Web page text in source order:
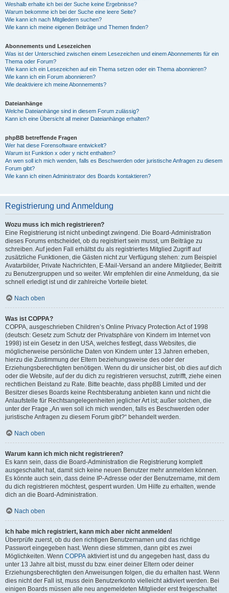
Weshalb erhalte ich bei der Suche keine Ergebnisse?
Warum bekomme ich bei der Suche eine leere Seite?
Wie kann ich nach Mitgliedern suchen?
Wie kann ich meine eigenen Beiträge und Themen finden?
Abonnements und Lesezeichen
Was ist der Unterschied zwischen einem Lesezeichen und einem Abonnements für ein
Thema oder Forum?
Wie kann ich ein Lesezeichen auf ein Thema setzen oder ein Thema abonnieren?
Wie kann ich ein Forum abonnieren?
Wie deaktiviere ich meine Abonnements?
Dateianhänge
Welche Dateianhänge sind in diesem Forum zulässig?
Kann ich eine Übersicht all meiner Dateianhänge erhalten?
phpBB betreffende Fragen
Wer hat diese Forensoftware entwickelt?
Warum ist Funktion x oder y nicht enthalten?
An wen soll ich mich wenden, falls es Beschwerden oder juristische Anfragen zu diesem
Forum gibt?
Wie kann ich einen Administrator des Boards kontaktieren?
Registrierung und Anmeldung
Wozu muss ich mich registrieren?
Eine Registrierung ist nicht unbedingt zwingend. Die Board-Administration
dieses Forums entscheidet, ob du registriert sein musst, um Beiträge zu
schreiben. Auf jeden Fall erhältst du als registriertes Mitglied Zugriff auf
zusätzliche Funktionen, die Gästen nicht zur Verfügung stehen: zum Beispiel
Avatarbilder, Private Nachrichten, E-Mail-Versand an andere Mitglieder, Beitritt
zu Benutzergruppen und so weiter. Wir empfehlen dir eine Anmeldung, da sie
schnell erledigt ist und dir zahlreiche Vorteile bietet.
Nach oben
Was ist COPPA?
COPPA, ausgeschrieben Children’s Online Privacy Protection Act of 1998
(deutsch: Gesetz zum Schutz der Privatsphäre von Kindern im Internet von
1998) ist ein Gesetz in den USA, welches festlegt, dass Websites, die
möglicherweise persönliche Daten von Kindern unter 13 Jahren erheben,
hierzu die Zustimmung der Eltern beziehungsweise des oder der
Erziehungsberechtigten benötigen. Wenn du dir unsicher bist, ob dies auf dich
oder die Website, auf der du dich zu registrieren versuchst, zutrifft, ziehe einen
rechtlichen Beistand zu Rate. Bitte beachte, dass phpBB Limited und der
Besitzer dieses Boards keine Rechtsberatung anbieten kann und nicht die
Anlaufstelle für Rechtsangelegenheiten jeglicher Art ist; außer solchen, die
unter der Frage „An wen soll ich mich wenden, falls es Beschwerden oder
juristische Anfragen zu diesem Forum gibt?“ behandelt werden.
Nach oben
Warum kann ich mich nicht registrieren?
Es kann sein, dass die Board-Administration die Registrierung komplett
ausgeschaltet hat, damit sich keine neuen Benutzer mehr anmelden können.
Es könnte auch sein, dass deine IP-Adresse oder der Benutzername, mit dem
du dich registrieren möchtest, gesperrt wurden. Um Hilfe zu erhalten, wende
dich an die Board-Administration.
Nach oben
Ich habe mich registriert, kann mich aber nicht anmelden!
Überprüfe zuerst, ob du den richtigen Benutzernamen und das richtige
Passwort eingegeben hast. Wenn diese stimmen, dann gibt es zwei
Möglichkeiten. Wenn COPPA aktiviert ist und du angegeben hast, dass du
unter 13 Jahre alt bist, musst du bzw. einer deiner Eltern oder deiner
Erziehungsberechtigten den Anweisungen folgen, die du erhalten hast. Wenn
dies nicht der Fall ist, muss dein Benutzerkonto vielleicht aktiviert werden. Bei
einigen Boards müssen alle neu angemeldeten Mitglieder erst freigeschaltet